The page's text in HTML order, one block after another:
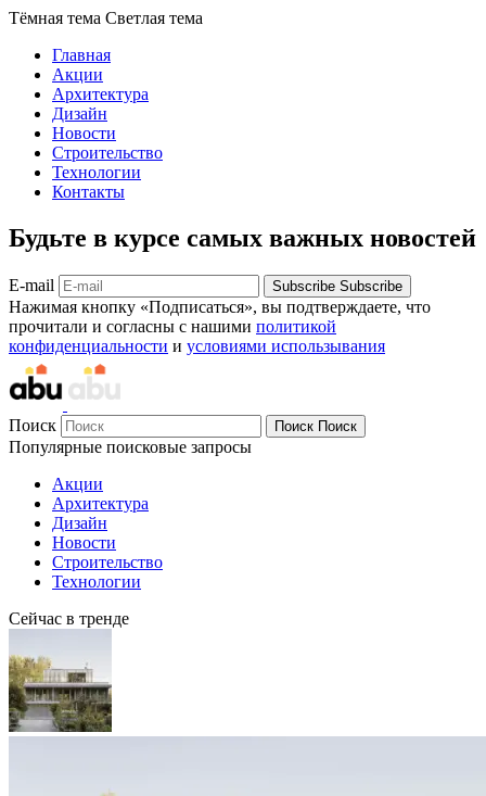
Тёмная тема Светлая тема
Главная
Акции
Архитектура
Дизайн
Новости
Строительство
Технологии
Контакты
Будьте в курсе самых важных новостей
E-mail Subscribe Subscribe
Нажимая кнопку «Подписаться», вы подтверждаете, что
прочитали и согласны с нашими политикой
конфиденциальности и условиями использывания
Поиск Поиск Поиск
Популярные поисковые запросы
Акции
Архитектура
Дизайн
Новости
Строительство
Технологии
Сейчас в тренде